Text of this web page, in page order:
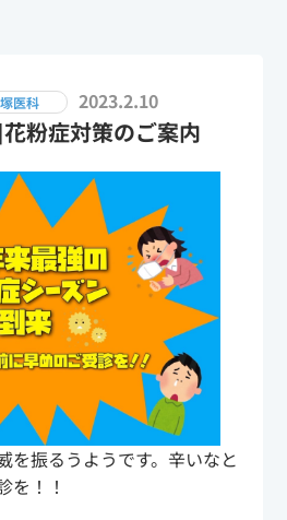
医科 2023.2.10
粉症対策のご案内
を振るうようです。辛いなと
を！！